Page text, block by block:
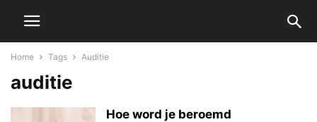
Home Tags Auditie
auditie
Hoe word je beroemd